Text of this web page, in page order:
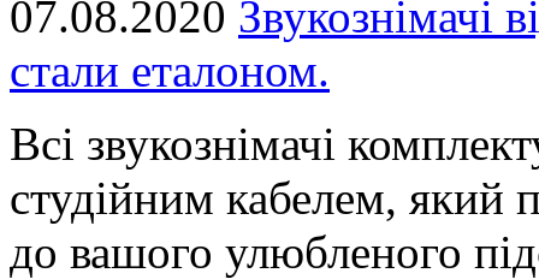
07.08.2020 Звукознімачі
стали еталоном.
Всі звукознімачі
студійним кабелем, який
до вашого улюбленого